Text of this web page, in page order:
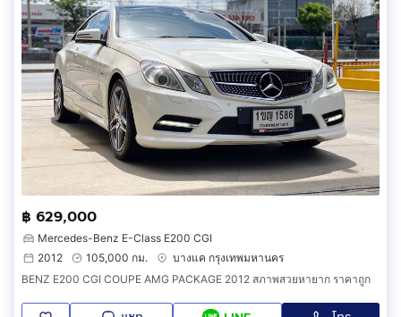
฿ 629,000
Mercedes-Benz E-Class E200 CGI
2012
105,000 กม.
บางแค กรุงเทพมหานคร
BENZ E200 CGI COUPE AMG PACKAGE 2012 สภาพสวยหายาก ราคาถูก